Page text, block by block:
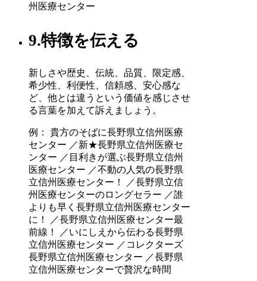
州医療センター
9.特徴を伝える
新しさや歴史、伝統、品質、限定感、
希少性、利便性、信頼感、安心感な
ど、他とは違うという価値を感じさせ
る言葉を加えて訴えましょう。
例： 貴方のそばに長野県立信州医療
センター ／新★長野県立信州医療セ
ンター ／目利きが選ぶ長野県立信州
医療センター ／不動の人気の長野県
立信州医療センター！ ／長野県立信
州医療センターのロングセラー ／誰
よりも早く長野県立信州医療センター
に！ ／長野県立信州医療センター最
前線！ ／いにしえから伝わる長野県
立信州医療センター ／コレクターズ
長野県立信州医療センター ／長野県
立信州医療センターで贅沢な時間